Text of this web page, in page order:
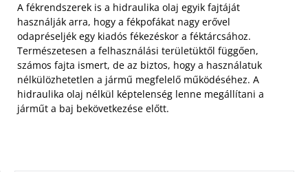
A fékrendszerek is a hidraulika olaj egyik fajtáját
használják arra, hogy a fékpofákat nagy erővel
odapréseljék egy kiadós fékezéskor a féktárcsához.
Természetesen a felhasználási területüktől függően,
számos fajta ismert, de az biztos, hogy a használatuk
nélkülözhetetlen a jármű megfelelő működéséhez. A
hidraulika olaj nélkül képtelenség lenne megállítani a
járműt a baj bekövetkezése előtt.